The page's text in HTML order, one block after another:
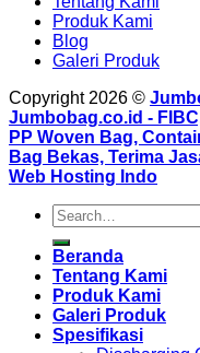
Produk Kami
Blog
Galeri Produk
Copyright 2026 ©
Jumbobag.co.id -
PP Woven Bag,
Bag Bekas, Terima
Web Hosting Indo
Beranda
Tentang Kami
Produk Kami
Galeri Produk
Spesifikasi